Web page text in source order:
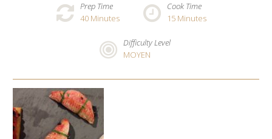
Prep Time
40Minutes
Cook Time
15Minutes
Difficulty Level
MOYEN